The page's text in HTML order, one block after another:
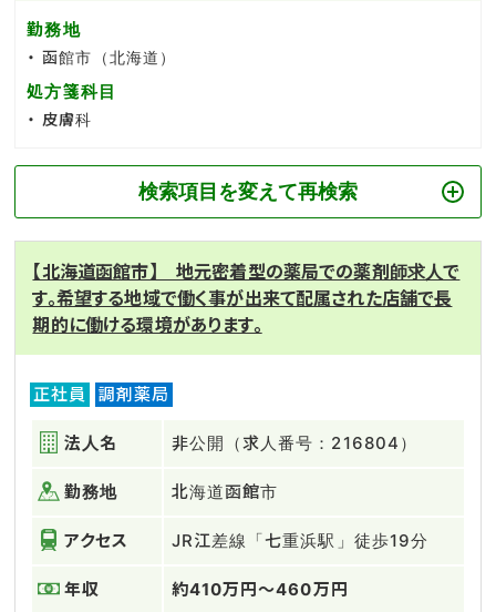
勤務地
函館市（北海道）
処方箋科目
皮膚科
検索項目を変えて再検索
【北海道函館市】 地元密着型の薬局での薬剤師求人で
す。希望する地域で働く事が出来て配属された店舗で長
期的に働ける環境があります。
正社員 調剤薬局
法人名 非公開（求人番号：216804）
勤務地 北海道函館市
アクセス JR江差線「七重浜駅」徒歩19分
年収 約410万円～460万円